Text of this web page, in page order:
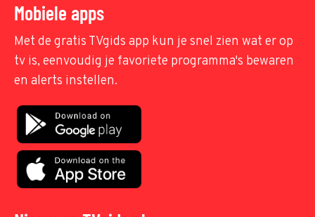
Mobiele apps
Met de gratis TVgids app kun je snel zien wat er op
tv is, eenvoudig je favoriete programma's bewaren
en alerts instellen.